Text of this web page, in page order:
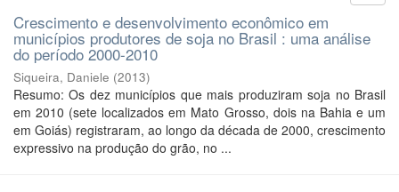
Crescimento e desenvolvimento econômico em
municípios produtores de soja no Brasil : uma análise
do período 2000-2010
Siqueira, Daniele (2013)
Resumo: Os dez municípios que mais produziram soja no Brasil
em 2010 (sete localizados em Mato Grosso, dois na Bahia e um
em Goiás) registraram, ao longo da década de 2000, crescimento
expressivo na produção do grão, no ...